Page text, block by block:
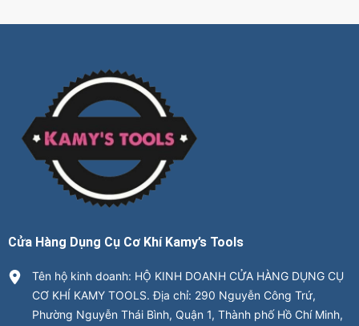
Cửa Hàng Dụng Cụ Cơ Khí Kamy’s Tools
Tên hộ kinh doanh: HỘ KINH DOANH CỬA HÀNG DỤNG CỤ
CƠ KHÍ KAMY TOOLS. Địa chỉ: 290 Nguyễn Công Trứ,
Phường Nguyễn Thái Bình, Quận 1, Thành phố Hồ Chí Minh,